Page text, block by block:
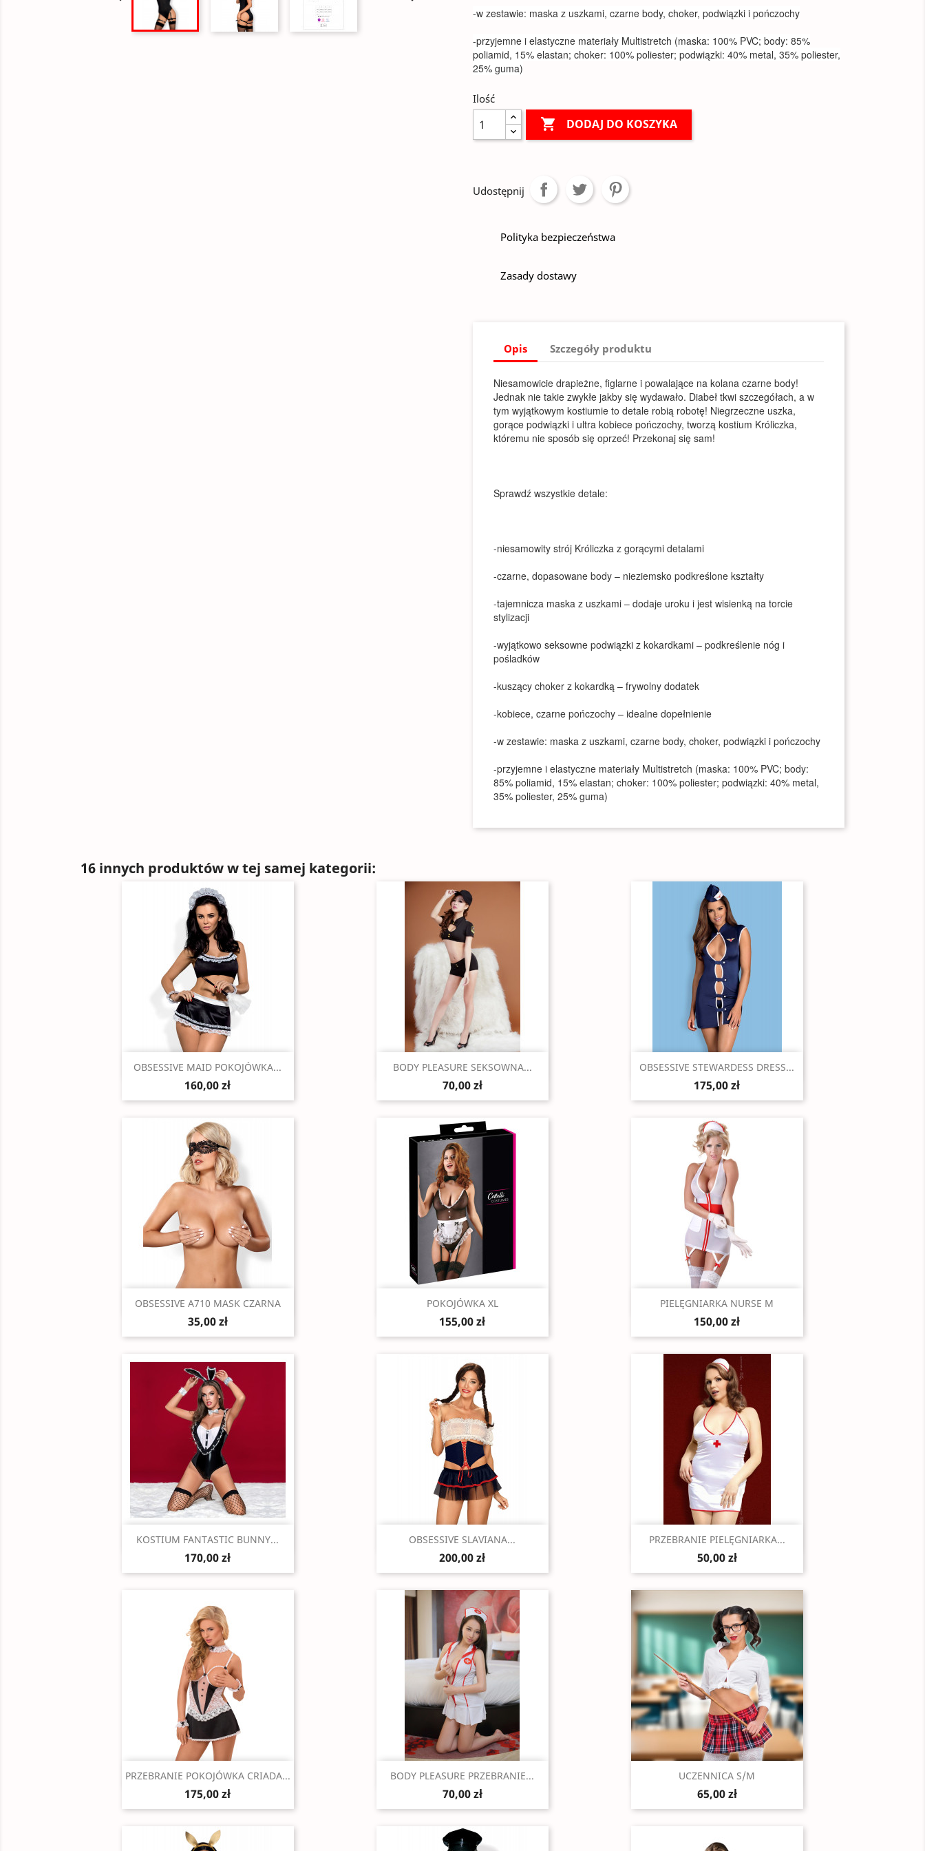
-w zestawie: maska z uszkami, czarne body, choker, podwiązki i pończochy
-przyjemne i elastyczne materiały Multistretch (maska: 100% PVC; body: 85%
poliamid, 15% elastan; choker: 100% poliester; podwiązki: 40% metal, 35% poliester,
25% guma)
Ilość
 DODAJ DO KOSZYKA
Udostępnij
Polityka bezpieczeństwa
Zasady dostawy
Opis Szczegóły produktu
Niesamowicie drapieżne, figlarne i powalające na kolana czarne body!
Jednak nie takie zwykłe jakby się wydawało. Diabeł tkwi szczegółach, a w
tym wyjątkowym kostiumie to detale robią robotę! Niegrzeczne uszka,
gorące podwiązki i ultra kobiece pończochy, tworzą kostium Króliczka,
któremu nie sposób się oprzeć! Przekonaj się sam!
Sprawdź wszystkie detale:
-niesamowity strój Króliczka z gorącymi detalami
-czarne, dopasowane body – nieziemsko podkreślone kształty
-tajemnicza maska z uszkami – dodaje uroku i jest wisienką na torcie
stylizacji
-wyjątkowo seksowne podwiązki z kokardkami – podkreślenie nóg i
pośladków
-kuszący choker z kokardką – frywolny dodatek
-kobiece, czarne pończochy – idealne dopełnienie
-w zestawie: maska z uszkami, czarne body, choker, podwiązki i pończochy
-przyjemne i elastyczne materiały Multistretch (maska: 100% PVC; body:
85% poliamid, 15% elastan; choker: 100% poliester; podwiązki: 40% metal,
35% poliester, 25% guma)
16 innych produktów w tej samej kategorii:
Szybki podgląd
OBSESSIVE MAID POKOJÓWKA...
160,00 zł
 Szybki podgląd
BODY PLEASURE SEKSOWNA...
70,00 zł
Szybki podgląd
OBSESSIVE STEWARDESS DRESS...
175,00 zł
Szybki podgląd
OBSESSIVE A710 MASK CZARNA
35,00 zł
Szybki podgląd
POKOJÓWKA XL
155,00 zł
Szybki podgląd
PIELĘGNIARKA NURSE M
150,00 zł
Szybki podgląd
KOSTIUM FANTASTIC BUNNY...
170,00 zł
Szybki podgląd
OBSESSIVE SLAVIANA...
200,00 zł
Szybki podgląd
PRZEBRANIE PIELĘGNIARKA...
50,00 zł
Szybki podgląd
PRZEBRANIE POKOJÓWKA CRIADA...
175,00 zł
Szybki podgląd
BODY PLEASURE PRZEBRANIE...
70,00 zł
Szybki podgląd
UCZENNICA S/M
65,00 zł